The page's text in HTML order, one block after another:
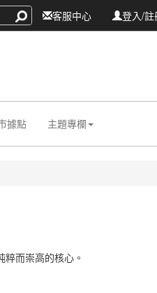
登入/註
客服中心
據點 主題專欄
而崇高的核心。